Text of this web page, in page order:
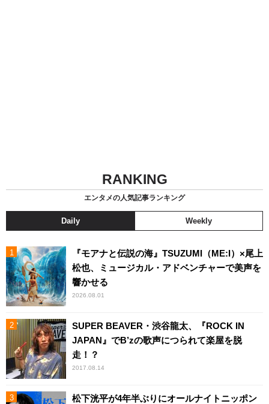
RANKING
エンタメの人気記事ランキング
Daily Weekly
『モアナと伝説の海』TSUZUMI（ME:I）×尾上
松也、ミュージカル・アドベンチャーで美声を
響かせる
2026.08.01
SUPER BEAVER・渋谷龍太、『ROCK IN
JAPAN』でB’zの歌声につられて楽屋を脱
走！？
2017.08.14
松下洸平が4年半ぶりにオールナイトニッポン